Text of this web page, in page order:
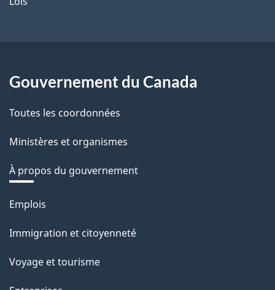
Gouvernement du Canada
Toutes les coordonnées
Ministères et organismes
À propos du gouvernement
Thèmes
sujets
Emplois
Immigration et citoyenneté
Voyage et tourisme